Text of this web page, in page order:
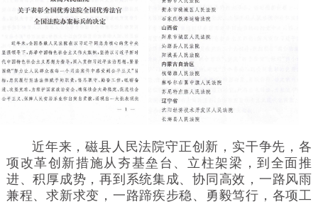
近年来，磁县人民法院守正创新，实干争先，各
项改革创新措施从夯基垒台、立柱架梁，到全面推
进、积厚成势，再到系统集成、协同高效，一路风雨
兼程、求新求变，一路蹄疾步稳、勇毅笃行，各项工